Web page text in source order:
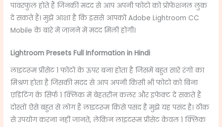
पावरफुल होते हैं जिनकी मदद से आप अपनी फोटो को प्रोफेशनल लुक
दे सकते हैं। मुझे आशा है कि इससे आपको Adobe Lightroom CC
Mobile के बारे में जानने में मदद मिली होगी।
Lightroom Presets Full Information in Hindi
लाइटरूम प्रीसेट 1 फोटो के ऊपर बना होता है जिसमें बहुत सारे रंगों का
मिश्रण होता है जिसकी मदद से आप अपनी किसी भी फोटो को बिना
एडिटिंग के सिर्फ 1 क्लिक में बेहतरीन कलर और इफेक्ट दे सकते हैं
दोस्तों ऐसे बहुत से लोग हैं लाइटरूम किसे पसंद है मुझे यह पसंद है। ठीक
से उपयोग करना नहीं जानते, लेकिन लाइटरूम प्रीसेट केवल 1 क्लिक